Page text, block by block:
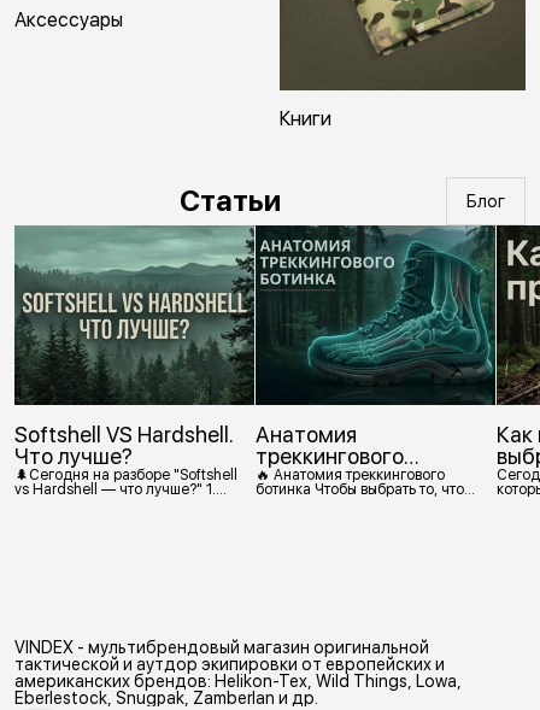
Аксессуары
Книги
Статьи Блог
Softshell VS Hardshell.
Что лучше?
🌲Сегодня на разборе "Softshell
vs Hardshell — что лучше?" 1.
эластичной тканью. •
Ветрозащитный мембранный
Softshell Демисезонная гор
Анатомия
треккингового
ботинка
🔥 Анатомия треккингового
ботинка Чтобы выбрать то, что
пропорциях. Обеспечивает
сцепление с поверхностью,
защиту от истрирания и износа,
а также безопасность. 2
Как
VINDEX - мультибрендовый магазин оригинальной
тактической и аутдор экипировки от европейских и
американских брендов: Helikon-Tex, Wild Things, Lowa,
Eberlestock, Snugpak, Zamberlan и др.